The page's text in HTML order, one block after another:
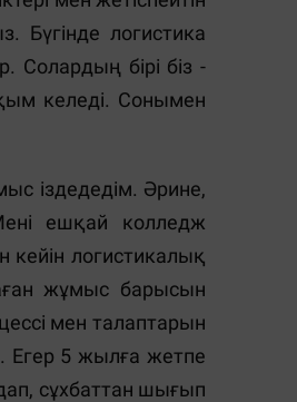
Бүгінде логистика
Солардың бірі біз -
келеді. Сонымен
іздедедім. Әрине,
ешқай колледж
логистикалық
жұмыс барысын
мен талаптарын
Егер 5 жылға жетпе
сұхбаттан шығып